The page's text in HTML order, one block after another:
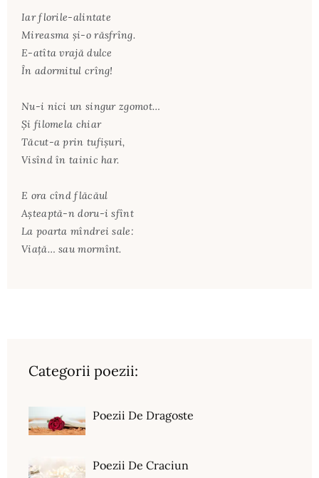
Iar florile-alintate
Mireasma şi-o răsfrîng.
E-atîta vrajă dulce
În adormitul crîng!
Nu-i nici un singur zgomot…
Şi filomela chiar
Tăcut-a prin tufişuri,
Visînd în tainic har.
E ora cînd flăcăul
Aşteaptă-n doru-i sfînt
La poarta mîndrei sale:
Viaţă… sau mormînt.
Categorii poezii:
Poezii De Dragoste
Poezii De Craciun